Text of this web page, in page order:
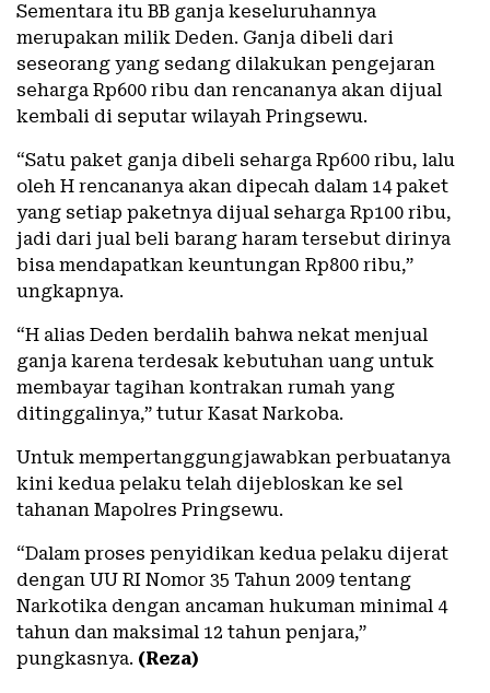
Sementara itu BB ganja keseluruhannya
merupakan milik Deden. Ganja dibeli dari
seseorang yang sedang dilakukan pengejaran
seharga Rp600 ribu dan rencananya akan dijual
kembali di seputar wilayah Pringsewu.
“Satu paket ganja dibeli seharga Rp600 ribu, lalu
oleh H rencananya akan dipecah dalam 14 paket
yang setiap paketnya dijual seharga Rp100 ribu,
jadi dari jual beli barang haram tersebut dirinya
bisa mendapatkan keuntungan Rp800 ribu,”
ungkapnya.
“H alias Deden berdalih bahwa nekat menjual
ganja karena terdesak kebutuhan uang untuk
membayar tagihan kontrakan rumah yang
ditinggalinya,” tutur Kasat Narkoba.
Untuk mempertanggungjawabkan perbuatanya
kini kedua pelaku telah dijebloskan ke sel
tahanan Mapolres Pringsewu.
“Dalam proses penyidikan kedua pelaku dijerat
dengan UU RI Nomor 35 Tahun 2009 tentang
Narkotika dengan ancaman hukuman minimal 4
tahun dan maksimal 12 tahun penjara,”
pungkasnya. (Reza)